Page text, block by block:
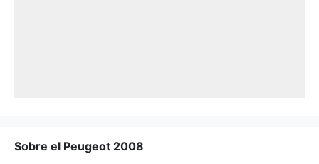
Sobre el Peugeot 2008